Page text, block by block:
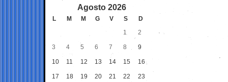
Agosto 2026
L M M G V S
D
1
2
3 4 5 6 7 8 9
10 11 12 13 14 15 16
17 18 19 20 21 22 23